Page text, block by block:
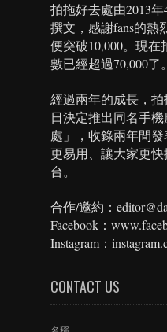
拍拖好去處由2013
撰文，感謝fans的熱
便突破10,000。現在
數已經超過70,000了。
經過兩年的成長，拍
日決定推出同名手
處」，收錄兩年間
更易用、讓大家更
台。
合作/邀約：
Facebook：
Instagram：
CONTACT US